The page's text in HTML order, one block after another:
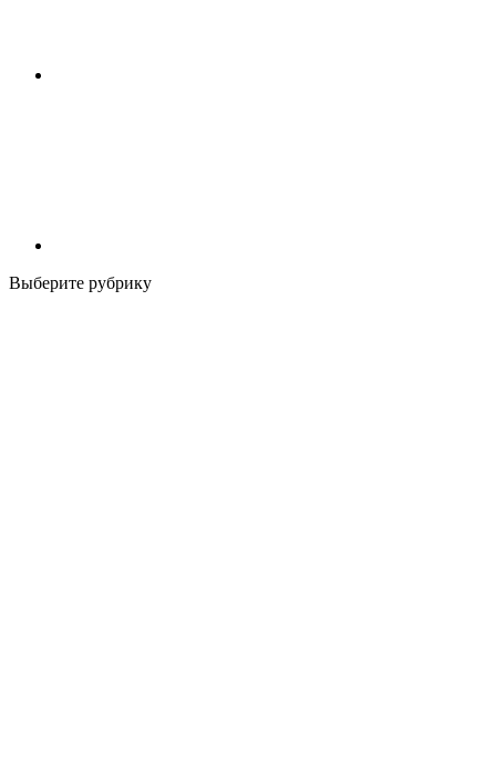
Выберите рубрику